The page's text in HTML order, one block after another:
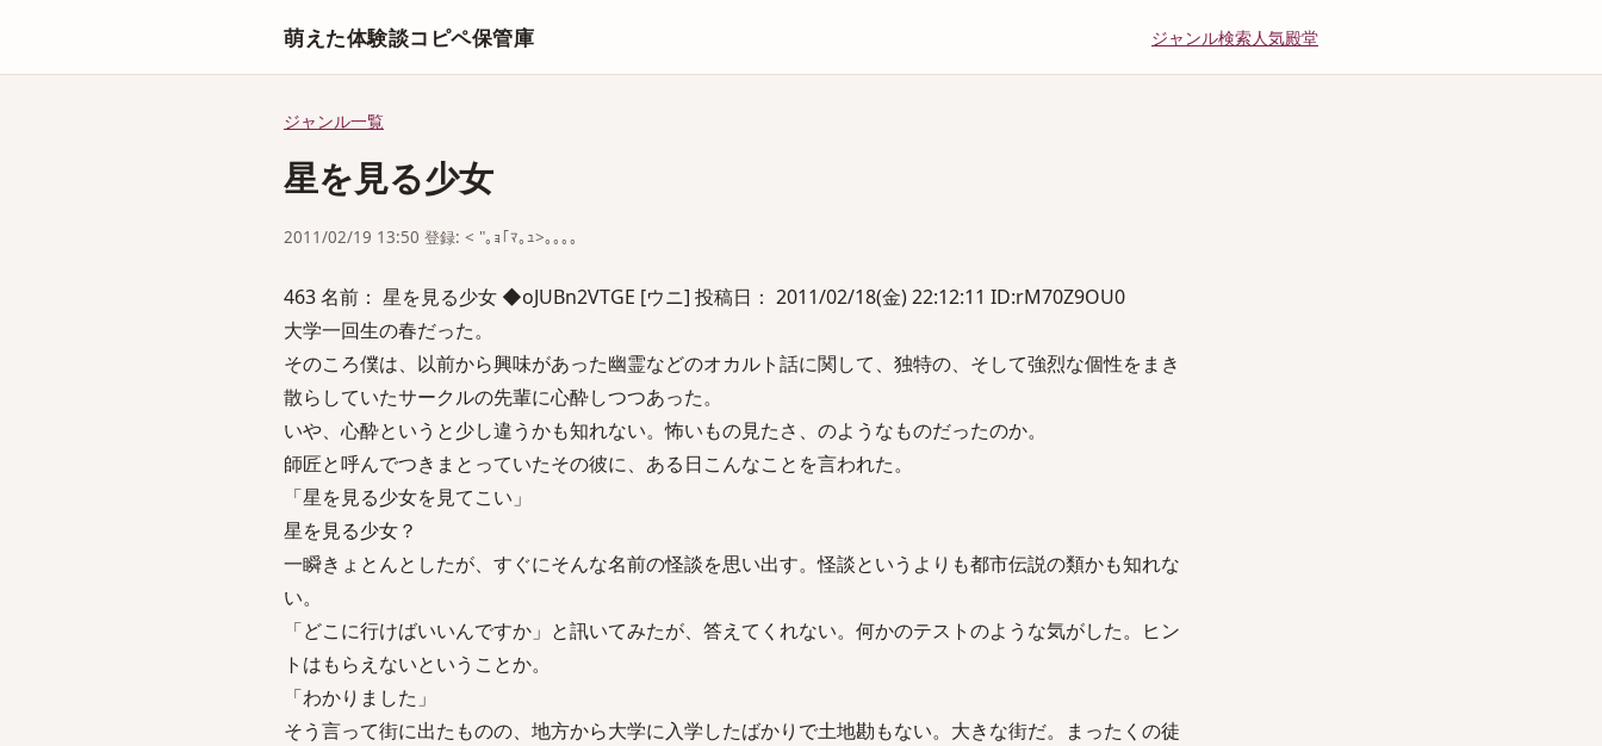
萌えた体験談コピペ保管庫 ジャンル検索人気殿堂
ジャンル一覧
星を見る少女
2011/02/19 13:50 登録: < "｡ｮ｢ﾏ｡ｭ>｡｡｡｡
463 名前： 星を見る少女 ◆oJUBn2VTGE [ウニ] 投稿日： 2011/02/18(金) 22:12:11 ID:rM70Z9OU0
大学一回生の春だった。
そのころ僕は、以前から興味があった幽霊などのオカルト話に関して、独特の、そして強烈な個性をまき
散らしていたサークルの先輩に心酔しつつあった。
いや、心酔というと少し違うかも知れない。怖いもの見たさ、のようなものだったのか。
師匠と呼んでつきまとっていたその彼に、ある日こんなことを言われた。
「星を見る少女を見てこい」
星を見る少女？
一瞬きょとんとしたが、すぐにそんな名前の怪談を思い出す。怪談というよりも都市伝説の類かも知れな
い。
「どこに行けばいいんですか」と訊いてみたが、答えてくれない。何かのテストのような気がした。ヒン
トはもらえないということか。
「わかりました」
そう言って街に出たものの、地方から大学に入学したばかりで土地勘もない。大きな街だ。まったくの徒